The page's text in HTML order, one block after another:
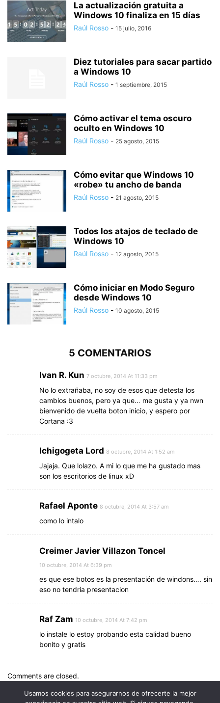
La actualización gratuita a
Windows 10 finaliza en 15 días
Raúl Rosso - 15 julio, 2016
Diez tutoriales para sacar partido
a Windows 10
Raúl Rosso - 1 septiembre, 2015
Cómo activar el tema oscuro
oculto en Windows 10
Raúl Rosso - 25 agosto, 2015
Cómo evitar que Windows 10
«robe» tu ancho de banda
Raúl Rosso - 21 agosto, 2015
Todos los atajos de teclado de
Windows 10
Raúl Rosso - 12 agosto, 2015
Cómo iniciar en Modo Seguro
desde Windows 10
Raúl Rosso - 10 agosto, 2015
5 COMENTARIOS
Ivan R. Kun 7 octubre, 2014 At 11:33 pm
No lo extrañaba, no soy de esos que detesta los
cambios buenos, pero ya que… me gusta y ya nwn
bienvenido de vuelta boton inicio, y espero por
Cortana :3
Ichigogeta Lord 8 octubre, 2014 At 1:52 am
Jajaja. Que lolazo. A mi lo que me ha gustado mas
son los escritorios de linux xD
Rafael Aponte 8 octubre, 2014 At 3:57 am
como lo intalo
Creimer Javier Villazon Toncel
10 octubre, 2014 At 6:39 pm
es que ese botos es la presentación de windons…. sin
eso no tendria presentacion
Raf Zam 10 octubre, 2014 At 7:42 pm
lo instale lo estoy probando esta calidad bueno
bonito y gratis
Comments are closed.
Usamos cookies para asegurarnos de ofrecerte la mejor